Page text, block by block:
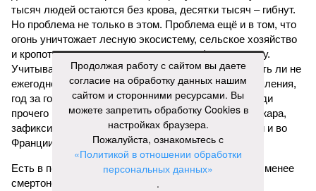
тысяч людей остаются без крова, десятки тысяч – гибнут.
Но проблема не только в этом. Проблема ещё и в том, что
огонь уничтожает лесную экосистему, сельское хозяйство
и кропотливо созданную человеком инфраструктуру.
Учитывая то, что пожары начинают становиться чуть ли не
ежегодной реальностью на фоне глобального потепления,
год за годом их будет всё больше, и здесь уже среди
прочего в большой опасности Европа. Небывалая жара,
зафиксированная в этом и прошлом годах в Италии и во
Франции, тому лучшее подтверждение.
Есть в перечне A-Z Animals и экзотика, впрочем, не менее
смертоносная. Это, в частности, «лимнические
Продолжая работу с сайтом вы даете
согласие на обработку данных нашим
сайтом и сторонними ресурсами. Вы
можете запретить обработку Cookies в
настройках браузера.
Пожалуйста, ознакомьтесь с
«Политикой в отношении обработки
персональных данных»
.